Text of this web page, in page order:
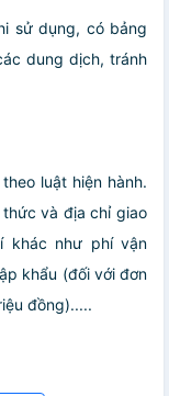
sử dụng, có bảng
dung dịch, tránh
luật hiện hành.
thức và địa chỉ giao
khác như phí vận
khẩu (đối với đơn
đồng).....